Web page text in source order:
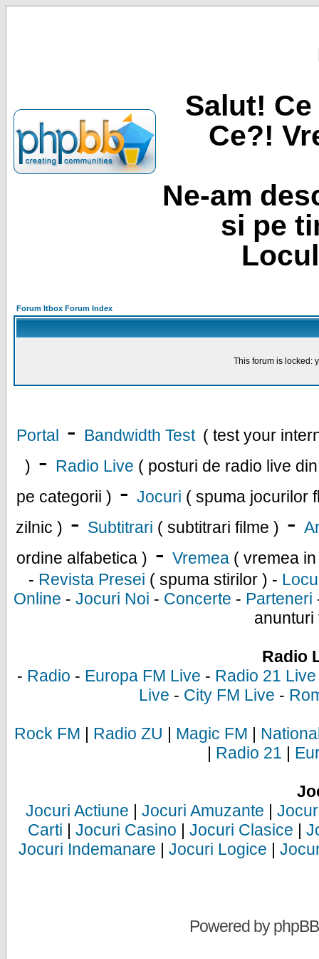
Salut!
Ce?!
Ne-am
si pe
Forum Itbox Forum Index
This forum is locked:
Portal - Bandwidth Test ( test your
) - Radio Live ( posturi de radio live
pe categorii ) - Jocuri ( spuma jocurilor
zilnic ) - Subtitrari ( subtitrari filme ) -
ordine alfabetica ) - Vremea ( vremea
- Revista Presei ( spuma stirilor ) -
Online - Jocuri Noi - Concerte - Parteneri
anunturi
Radio
- Radio - Europa FM Live - Radio 21 Live
Live - City FM Live -
Rock FM | Radio ZU | Magic FM |
| Radio 21 |
Jocuri Actiune | Jocuri Amuzante |
Carti | Jocuri Casino | Jocuri Clasice |
Jocuri Indemanare | Jocuri Logice |
Powered byphpBB